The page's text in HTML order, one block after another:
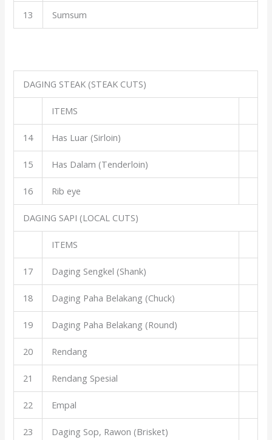
13 Sumsum
DAGING STEAK (STEAK CUTS)
ITEMS
14 Has Luar (Sirloin)
15 Has Dalam (Tenderloin)
16 Rib eye
DAGING SAPI (LOCAL CUTS)
ITEMS
17 Daging Sengkel (Shank)
18 Daging Paha Belakang (Chuck)
19 Daging Paha Belakang (Round)
20 Rendang
21 Rendang Spesial
22 Empal
23 Daging Sop, Rawon (Brisket)